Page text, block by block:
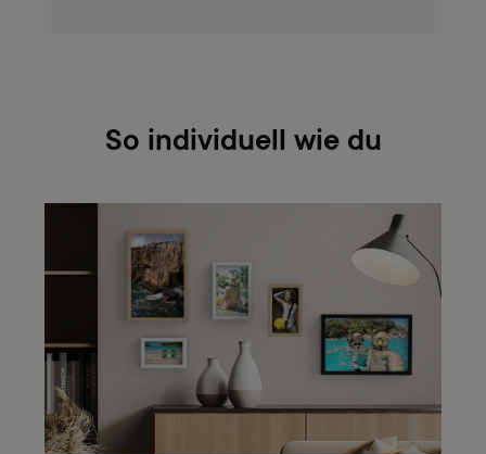
So individuell wie du